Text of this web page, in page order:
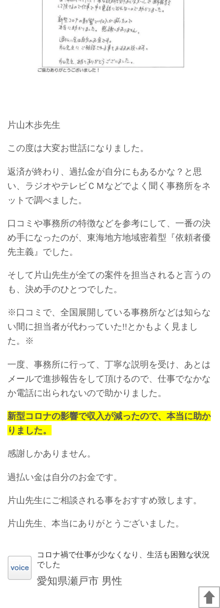
片山木歩先生
この度は大変お世話になりました。
返済が終わり、過払金が自分にもあるかな？と思
い、ラジオやテレビＣＭなどでよく聞く事務所をネ
ットで調べました。
口コミや事務所の特徴などを参考にして、一番の決
め手になったのが、東海地方地域密着型『依頼者優
先主義』でした。
そして片山先生が全ての案件を担当されると言うの
も、決め手のひとつでした。
※口コミで、全国展開している事務所などは知らな
い間に担当者が代わっていた!!とかもよく見まし
た。※
一度、事務所に行って、丁寧な説明を受け、あとは
メールで進捗報告をして頂けるので、仕事でなかな
か電話に出られないので助かりました。
新型コロナの影響で収入が減ったので、本当に助か
りました。
感謝しかありません。
過払い金は自分のお金です。
片山先生にご相談される事をおすすめ致します。
片山先生、本当にありがとうございました。
コロナ禍で仕事が少なくなり、生活も困難な状況
でした
愛知県瀬戸市 男性